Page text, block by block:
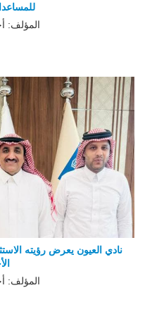
المؤلف:
نادي العيون يعرض رؤيته
المؤلف: